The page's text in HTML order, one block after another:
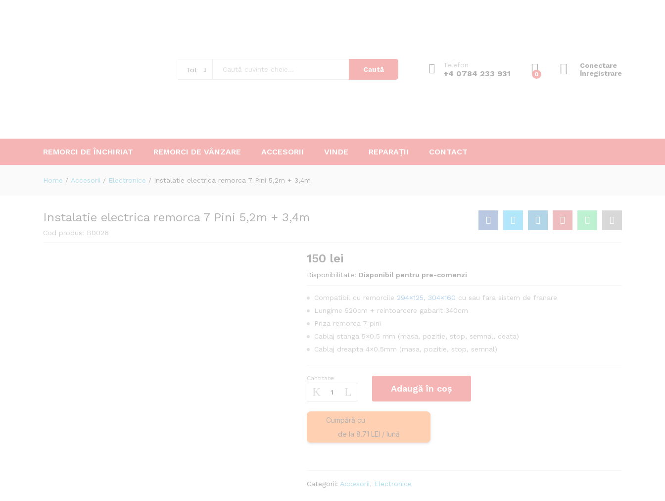
Tot Caută
Telefon
+4 0784 233 931 0
Conectare
Înregistrare
REMORCI DE ÎNCHIRIAT REMORCI DE VÂNZARE ACCESORII VINDE REPARAȚII CONTACT
Home / Accesorii / Electronice / Instalatie electrica remorca 7 Pini 5,2m + 3,4m
Instalatie electrica remorca 7 Pini 5,2m + 3,4m
Cod produs: B0026
150 lei
Disponibilitate: Disponibil pentru pre-comenzi
Compatibil cu remorcile 294×125, 304×160 cu sau fara sistem de franare
Lungime 520cm + reintoarcere gabarit 340cm
Priza remorca 7 pini
Cablaj stanga 5×0.5 mm (masa, pozitie, stop, semnal, ceata)
Cablaj dreapta 4×0.5mm (masa, pozitie, stop, semnal)
Instalatie
electrica
7
Cantitate
Adaugă în coș
Cumpără cu
de la 8.71 LEI / lună
Categorii: Accesorii Electronice